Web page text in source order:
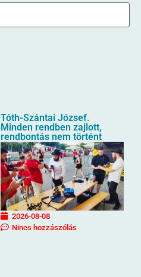
Tóth-Szántai József.
Minden rendben zajlott,
rendbontás nem történt
2026-08-08
Nincs hozzászólás